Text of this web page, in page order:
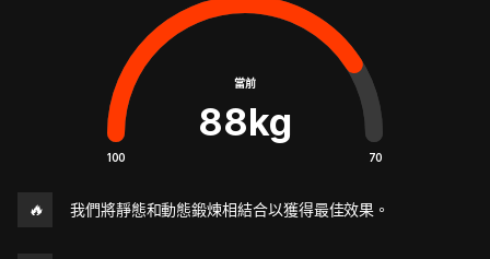
當前
88kg
100 70
🔥 我們將靜態和動態鍛煉相結合以獲得最佳效果。